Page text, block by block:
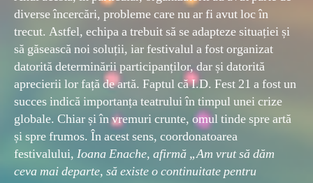
diverse încercări, probleme care nu ar fi avut loc în
trecut. Astfel, echipa a trebuit să se adapteze situației și
să găsească noi soluții, iar festivalul a fost organizat
datorită determinării participanților, dar și datorită
aprecierii lor față de artă. Faptul că I.D. Fest 21 a fost un
succes indică importanța teatrului în timpul unei crize
globale. Chiar și în vremuri crunte, omul tinde spre artă
și spre frumos. În acest sens, coordonatoarea
festivalului, Ioana Enache, afirmă „Am vrut să dăm
ceva mai departe, să existe o continuitate pentru